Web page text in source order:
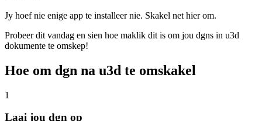
Jy hoef nie enige app te installeer nie. Skakel net hier om.
Probeer dit vandag en sien hoe maklik dit is om jou dgns in u3d
dokumente te omskep!
Hoe om dgn na u3d te omskakel
1
Laai jou dgn op